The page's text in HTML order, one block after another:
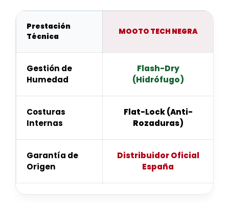
Prestación
Técnica
MOOTO TECH NEGRA
Gestión de
Humedad
Flash-Dry
(Hidrófugo)
Costuras
Internas
Flat-Lock (Anti-
Rozaduras)
Garantía de
Origen
Distribuidor Oficial
España